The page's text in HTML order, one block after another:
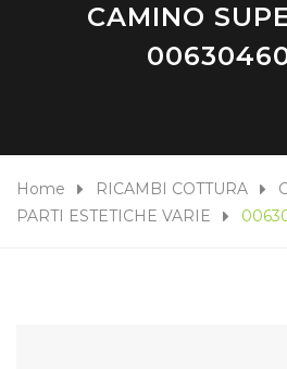
CAMINO
Home RICAMBI COTTURA
PARTI ESTETICHE VARIE